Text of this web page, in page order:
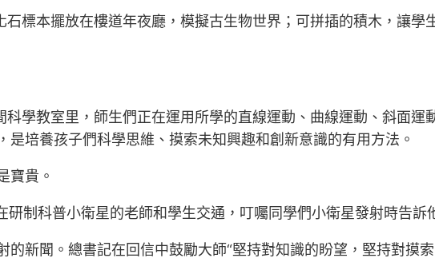
標本擺放在樓道年夜廳，模擬古生物世界；可拼插的積木，讓學
學教室里，師生們正在運用所學的直線運動、曲線運動、斜面運
，是培養孩子們科學思維、摸索未知興趣和創新意識的有用方法。
寶貴。
制科普小衛星的老師和學生交通，叮囑同學們小衛星發射時告訴
新聞。總書記在回信中鼓勵大師“堅持對知識的盼望，堅持對摸